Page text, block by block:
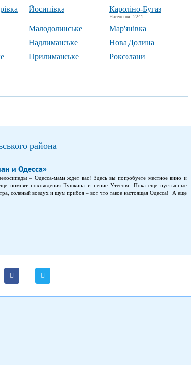
Йосипівка Кароліно-Бугаз
Населення: 2241
Малодолинське
Мар'янівка
Надлиманське
Нова Долина
Прилиманське
Роксолани
района
и Одесса»
– Одесса-мама ждет вас! Здесь вы попробуете местное вино и
помнят похождения Пушкина и пение Утесова. Пока еще пустынные
соленый воздух и шум прибоя – вот что такое настоящая Одесса! А еще